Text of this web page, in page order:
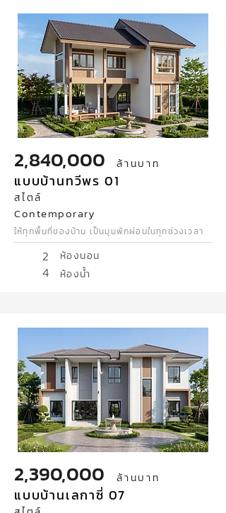
2,840,000 ล้านบาท
แบบบ้านทวีพร 01
สไตล์
Contemporary
ให้ทุกพื้นที่ของบ้าน เป็นมุมพักผ่อนในทุกช่วงเวลา
2 ห้องนอน
4 ห้องน้ำ
2,390,000 ล้านบาท
แบบบ้านเลกาซี่ 07